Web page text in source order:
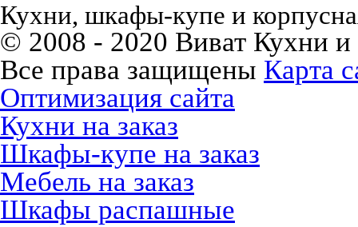
Кухни, шкафы-купе и
© 2008 - 2020 Виват Кухни
Все права защищены Карта
Оптимизация сайта
Кухни на заказ
Шкафы-купе на заказ
Мебель на заказ
Шкафы распашные